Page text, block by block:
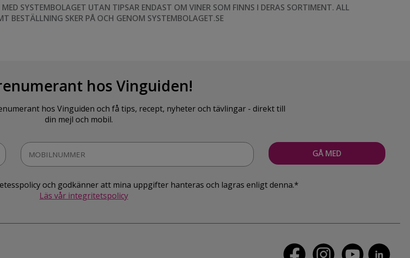
SYSTEMBOLAGET UTAN TIPSAR ENDAST OM VINER SOM FINNS I DERAS SORTIMENT. ALL
BESTÄLLNING SKER PÅ OCH GENOM SYSTEMBOLAGET.SE
hos Vinguiden!
hos Vinguiden och få tips, recept, nyheter och tävlingar - direkt till
din mejl och mobil.
och godkänner att mina uppgifter hanteras och lagras enligt denna.*
Läs vår integritetspolicy